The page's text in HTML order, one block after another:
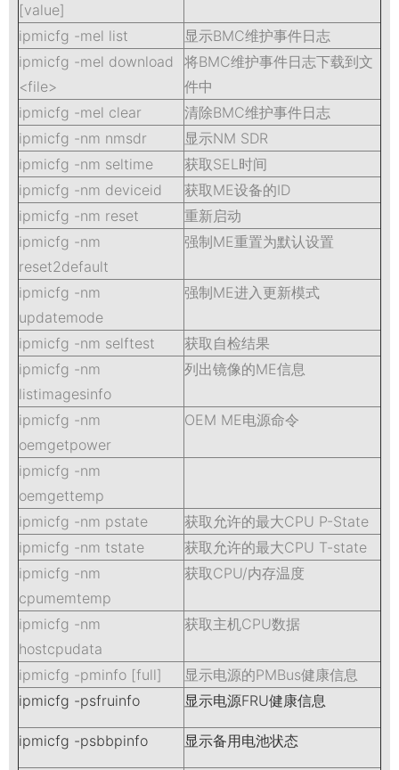
[value]
ipmicfg -mel list
显示BMC维护事件日志
ipmicfg -mel download
<file>
将BMC维护事件日志下载到文
件中
ipmicfg -mel clear
清除BMC维护事件日志
ipmicfg -nm nmsdr
显示NM SDR
ipmicfg -nm seltime
获取SEL时间
ipmicfg -nm deviceid
获取ME设备的ID
ipmicfg -nm reset
重新启动
ipmicfg -nm
reset2default
强制ME重置为默认设置
ipmicfg -nm
updatemode
强制ME进入更新模式
ipmicfg -nm selftest
获取自检结果
ipmicfg -nm
listimagesinfo
列出镜像的ME信息
ipmicfg -nm
oemgetpower
OEM ME电源命令
ipmicfg -nm
oemgettemp
ipmicfg -nm pstate
获取允许的最大CPU P-State
ipmicfg -nm tstate
获取允许的最大CPU T-state
ipmicfg -nm
cpumemtemp
获取CPU/内存温度
ipmicfg -nm
hostcpudata
获取主机CPU数据
ipmicfg -pminfo [full]
显示电源的PMBus健康信息
ipmicfg -psfruinfo
显示电源FRU健康信息
ipmicfg -psbbpinfo 显示备用电池状态